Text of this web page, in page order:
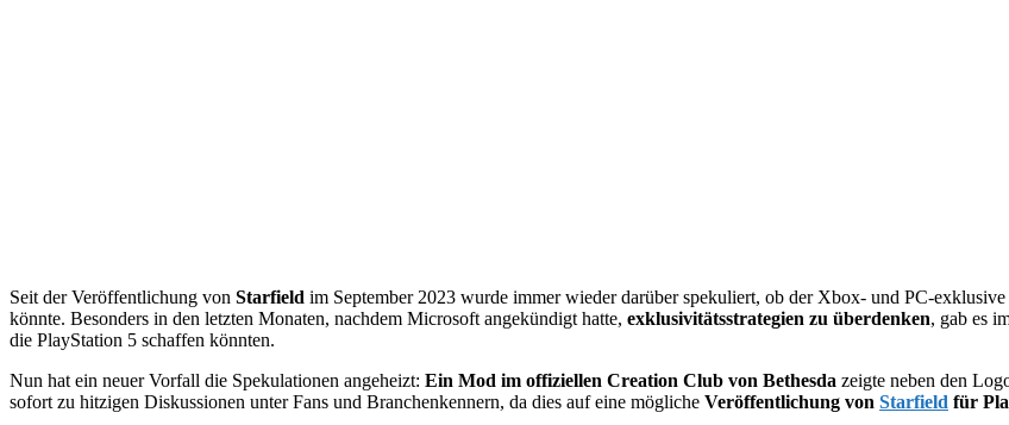
Seit der Veröffentlichung von Starfield im September 2023 wurde immer wieder darüber spekuliert, ob der Xbox- und PC-
könnte. Besonders in den letzten Monaten, nachdem Microsoft angekündigt hatte, exklusivitätsstrategien zu überdenken, gab es
die PlayStation 5 schaffen könnten.
Nun hat ein neuer Vorfall die Spekulationen angeheizt: Ein Mod im offiziellen Creation Club von Bethesda zeigte neben den
sofort zu hitzigen Diskussionen unter Fans und Branchenkennern, da dies auf eine mögliche Veröffentlichung von Starfield für